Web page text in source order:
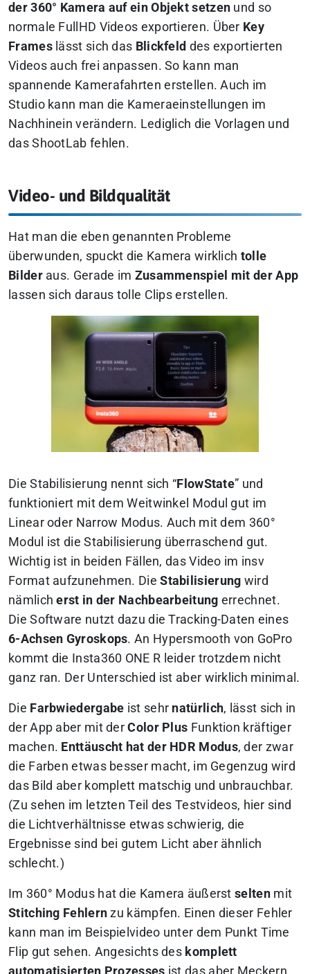
der 360° Kamera auf ein Objekt setzen und so
normale FullHD Videos exportieren. Über Key
Frameslässt sich das Blickfeld des exportierten
Videos auch frei anpassen. So kann man
spannende Kamerafahrten erstellen. Auch im
Studio kann man die Kameraeinstellungen im
Nachhinein verändern. Lediglich die Vorlagen und
das ShootLab fehlen.
Video- und Bildqualität
Hat man die eben genannten Probleme
überwunden, spuckt die Kamera wirklich tolle
Bilderaus. Gerade im Zusammenspiel mit der App
lassen sich daraus tolle Clips erstellen.
Die Stabilisierung nennt sich “FlowState” und
funktioniert mit dem Weitwinkel Modul gut im
Linear oder Narrow Modus. Auch mit dem 360°
Modul ist die Stabilisierung überraschend gut.
Wichtig ist in beiden Fällen, das Video im insv
Format aufzunehmen. DieStabilisierung wird
nämlicherst in der Nachbearbeitung errechnet.
Die Software nutzt dazu die Tracking-Daten eines
6-Achsen Gyroskops. An Hypersmooth von GoPro
kommt die Insta360 ONE R leider trotzdem nicht
ganz ran. Der Unterschied ist aber wirklich minimal.
Die Farbwiedergabe ist sehr natürlich, lässt sich in
der App aber mit derColor Plus Funktion kräftiger
machen. Enttäuscht hat der HDR Modus, der zwar
die Farben etwas besser macht, im Gegenzug wird
das Bild aber komplett matschig und unbrauchbar.
(Zu sehen im letzten Teil des Testvideos, hier sind
die Lichtverhältnisse etwas schwierig, die
Ergebnisse sind bei gutem Licht aber ähnlich
schlecht.)
Im 360° Modus hat die Kamera äußerstseltenmit
Stitching Fehlern zu kämpfen. Einen dieser Fehler
kann man im Beispielvideo unter dem Punkt Time
Flip gut sehen. Angesichts des komplett